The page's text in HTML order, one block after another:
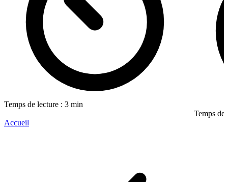
Temps de lecture : 3 min
Temps de
Accueil